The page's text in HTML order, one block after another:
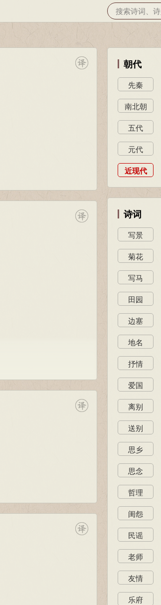
朝代
先秦
南北朝
五代
元代
近现代
诗词
写景
菊花
写马
田园
边塞
地名
抒情
爱国
离别
送别
思乡
思念
哲理
闺怨
民谣
老师
友情
乐府